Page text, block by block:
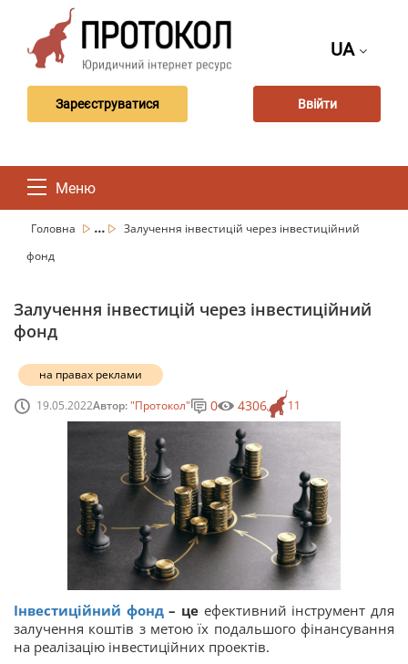
UA
Зареєструватися Ввійти
Меню
Головна ...
Залучення інвестицій через інвестиційний
фонд
Залучення інвестицій через інвестиційний
фонд
на правах реклами
19.05.2022Автор:"Протокол" 11
0 4306
Інвестиційний фонд– це ефективний інструмент для
залучення коштів з метою їх подальшого фінансування
на реалізацію інвестиційних проектів.